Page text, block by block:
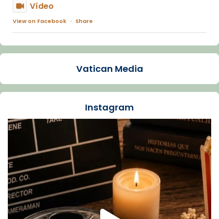
Vídeo
View on Facebook · Share
Arquebisbat de Barcelona
La Carmina va patir depressió. Fa gairebé
dos mesos, a l'Estadi Lluís Companys, la
Recupera l'entrevista comp
Vatican
tican News 👇
www.vaticannews.va/es/iglesia/news/2026-
07/carmina-historia-depresion-papa-viaje-
espana-testimoni...
Foto
View on Facebook · Share
Vatican Media
Instagram